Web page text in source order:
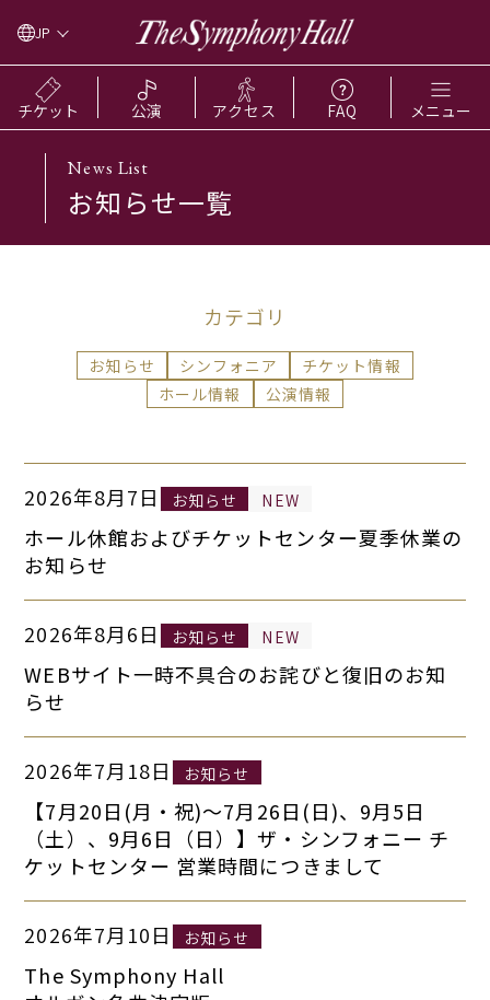
JP
チケット 公演 アクセス FAQ メニュー
News List
お知らせ一覧
カテゴリ
お知らせ シンフォニア
チケット情報
ホール情報
公演情報
2026年8月7日 お知らせ NEW
ホール休館およびチケットセンター夏季休業の
お知らせ
2026年8月6日 お知らせ NEW
WEBサイト一時不具合のお詫びと復旧のお知
らせ
2026年7月18日 お知らせ
【7月20日(月・祝)～7月26日(日)、9月5日
（土）、9月6日（日）】ザ・シンフォニー チ
ケットセンター 営業時間につきまして
2026年7月10日 お知らせ
The Symphony Hall